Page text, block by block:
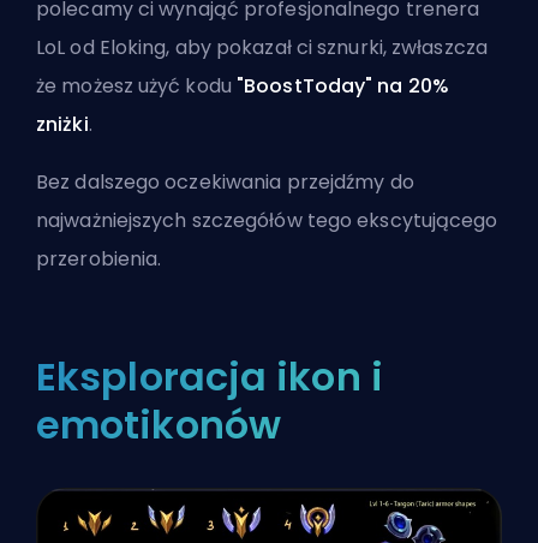
polecamy ciwynająć profesjonalnego trenera
LoL od Eloking, aby pokazał ci sznurki, zwłaszcza
że możesz użyć kodu "BoostToday" na 20%
zniżki.
Bez dalszego oczekiwania przejdźmy do
najważniejszych szczegółów tego ekscytującego
przerobienia.
Eksploracja ikon i
emotikonów